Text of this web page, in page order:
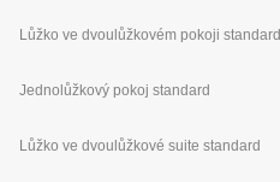
Lůžko ve dvoulůžkovém pokoji standard
Jednolůžkový pokoj standard
Lůžko ve dvoulůžkové suite standard